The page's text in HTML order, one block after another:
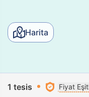
Harita
1 tesis Fiyat